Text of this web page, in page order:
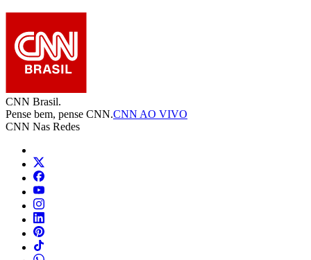
CNN Brasil.
Pense bem, pense CNN.CNN AO VIVO
CNN Nas Redes